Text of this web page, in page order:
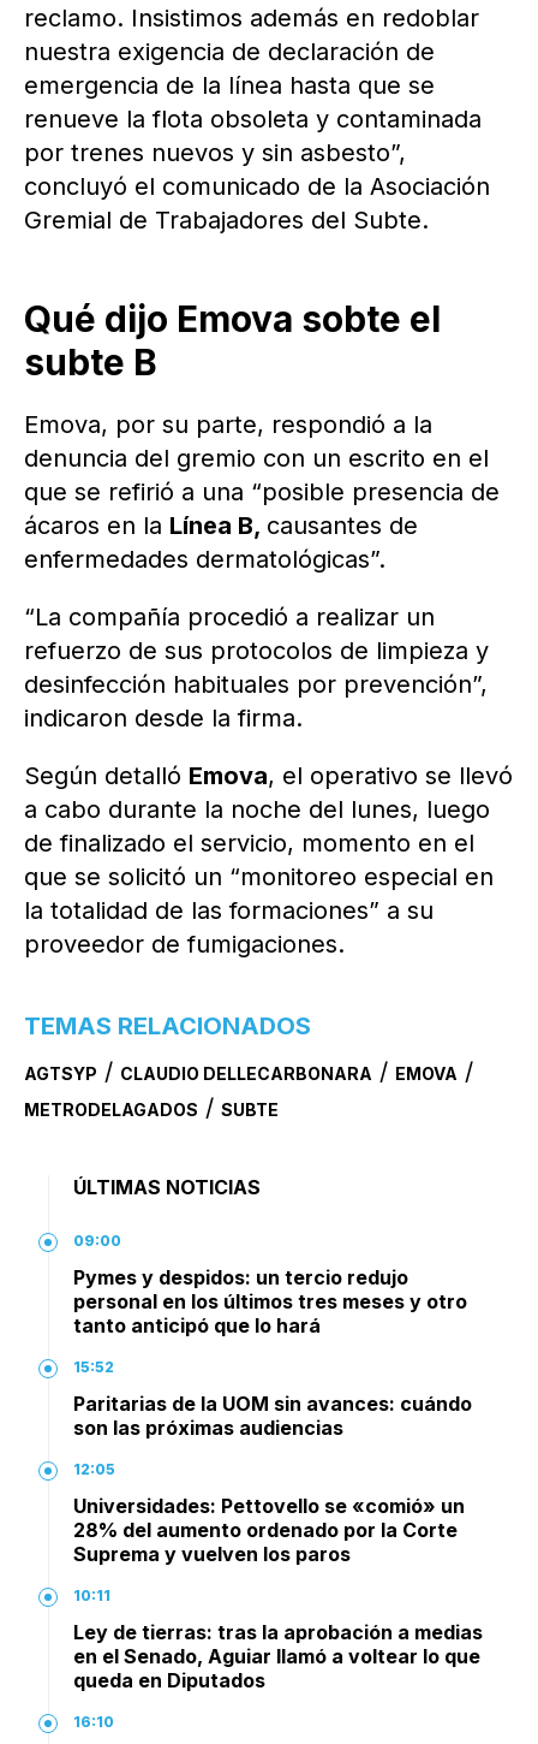
reclamo. Insistimos además en redoblar
nuestra exigencia de declaración de
emergencia de la línea hasta que se
renueve la flota obsoleta y contaminada
por trenes nuevos y sin asbesto”,
concluyó el comunicado de la Asociación
Gremial de Trabajadores del Subte.
Qué dijo Emova sobte el
subte B
Emova, por su parte, respondió a la
denuncia del gremio con un escrito en el
que se refirió a una “posible presencia de
ácaros en la Línea B, causantes de
enfermedades dermatológicas”.
“La compañía procedió a realizar un
refuerzo de sus protocolos de limpieza y
desinfección habituales por prevención”,
indicaron desde la firma.
Según detalló Emova, el operativo se llevó
a cabo durante la noche del lunes, luego
de finalizado el servicio, momento en el
que se solicitó un “monitoreo especial en
la totalidad de las formaciones” a su
proveedor de fumigaciones.
TEMAS RELACIONADOS
AGTSYP / CLAUDIO DELLECARBONARA / EMOVA /
METRODELAGADOS / SUBTE
ÚLTIMAS NOTICIAS
09:00
Pymes y despidos: un tercio redujo
personal en los últimos tres meses y otro
tanto anticipó que lo hará
15:52
Paritarias de la UOM sin avances: cuándo
son las próximas audiencias
12:05
Universidades: Pettovello se «comió» un
28% del aumento ordenado por la Corte
Suprema y vuelven los paros
10:11
Ley de tierras: tras la aprobación a medias
en el Senado, Aguiar llamó a voltear lo que
queda en Diputados
16:10